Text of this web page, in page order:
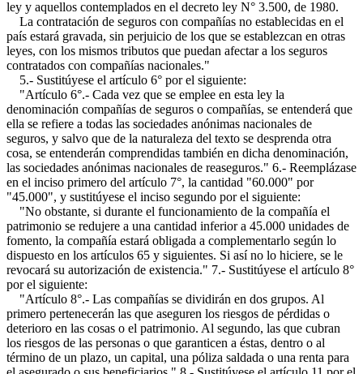
ley y aquellos contemplados en el decreto ley N° 3.500, de 1980.
La contratación de seguros con compañías no establecidas en el
país estará gravada, sin perjuicio de los que se establezcan en otras
leyes, con los mismos tributos que puedan afectar a los seguros
contratados con compañías nacionales."
5.- Sustitúyese el artículo 6° por el siguiente:
"Artículo 6°.- Cada vez que se emplee en esta ley la
denominación compañías de seguros o compañías, se entenderá que
ella se refiere a todas las sociedades anónimas nacionales de
seguros, y salvo que de la naturaleza del texto se desprenda otra
cosa, se entenderán comprendidas también en dicha denominación,
las sociedades anónimas nacionales de reaseguros." 6.- Reemplázase
en el inciso primero del artículo 7°, la cantidad "60.000" por
"45.000", y sustitúyese el inciso segundo por el siguiente:
"No obstante, si durante el funcionamiento de la compañía el
patrimonio se redujere a una cantidad inferior a 45.000 unidades de
fomento, la compañía estará obligada a complementarlo según lo
dispuesto en los artículos 65 y siguientes. Si así no lo hiciere, se le
revocará su autorización de existencia." 7.- Sustitúyese el artículo 8°
por el siguiente:
"Artículo 8°.- Las compañías se dividirán en dos grupos. Al
primero pertenecerán las que aseguren los riesgos de pérdidas o
deterioro en las cosas o el patrimonio. Al segundo, las que cubran
los riesgos de las personas o que garanticen a éstas, dentro o al
término de un plazo, un capital, una póliza saldada o una renta para